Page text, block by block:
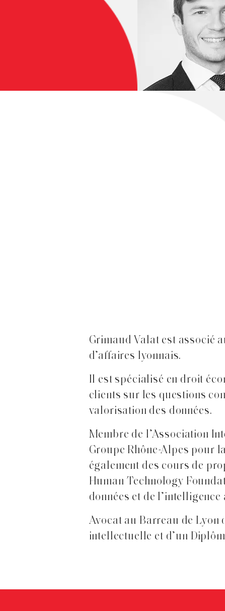
Grimaud Valat est associé
d’affaires lyonnais.
Il est spécialisé en droit
clients sur les questions
valorisation des données.
Membre de l’Association
Groupe Rhône-Alpes pour
également des cours de
Human Technology
données et de
Avocat au Barreau de
intellectuelle et d’un